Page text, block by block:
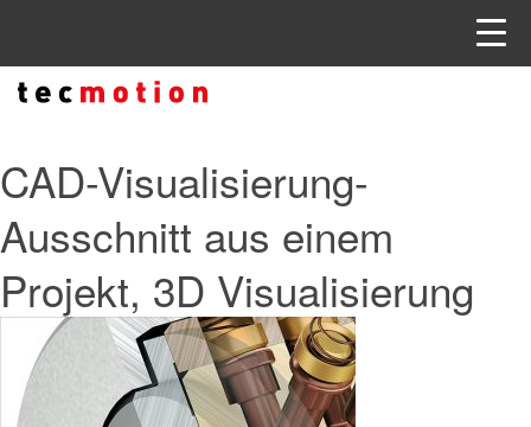
CAD-Visualisierung-
Ausschnitt aus einem
Projekt, 3D Visualisierung